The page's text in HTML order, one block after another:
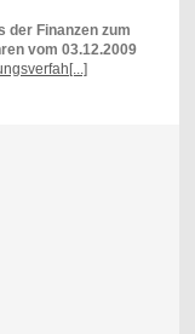
der Finanzen zum
vom 03.12.2009